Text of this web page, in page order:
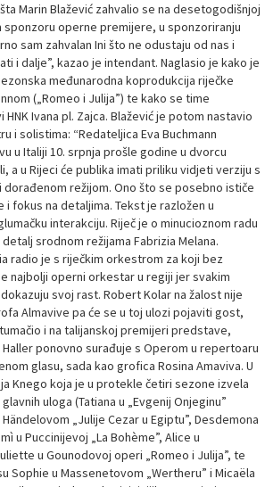
Marin Blažević zahvalio se na desetogodišnjoj
operne premijere, u sponzoriranju
sam zahvalan Ini što ne odustaju od nas i
i dalje”, kazao je intendant. Naglasio je kako je
međunarodna koprodukcija riječke
(„Romeo i Julija”) te kako se time
Ivana pl. Zajca. Blažević je potom nastavio
i solistima: “Redateljica Eva Buchmann
u Italiji 10. srpnja prošle godine u dvorcu
a u Rijeci će publika imati priliku vidjeti verziju s
režijom. Ono što se posebno ističe
fokus na detaljima. Tekst je razložen u
interakciju. Riječ je o minucioznom radu
srodnom režijama Fabrizia Melana.
radio je s riječkim orkestrom za koji bez
najbolji operni orkestar u regiji jer svakim
svoj rast. Robert Kolar na žalost nije
Almavive pa će se u toj ulozi pojaviti gost,
i na talijanskoj premijeri predstave,
ponovno surađuje s Operom u repertoaru
glasu, sada kao grofica Rosina Amaviva. U
Knego koja je u protekle četiri sezone izvela
uloga (Tatiana u „Evgenij Onjeginu”
„Julije Cezar u Egiptu”, Desdemona
u Puccinijevoj „La Bohème”, Alice u
u Gounodovoj operi „Romeo i Julija”, te
Sophie u Massenetovom „Wertheru” i Micaëla